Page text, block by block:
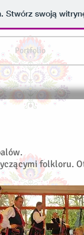
. Stwórz swoją
Portfolio
folkloru.